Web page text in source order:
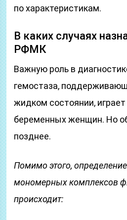
по характеристикам.
В каких случаях
РФМК
Важную роль в
гемостаза,
жидком состоянии,
беременных женщин. Но
позднее.
Помимо этого,
мономерных комплексов
происходит: